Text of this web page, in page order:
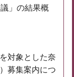
」の結果概
対象とした奈
募集案内につ